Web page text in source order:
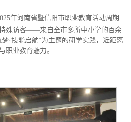
年河南省暨信阳市职业教育活动周期
殊访客——来自全市多所中小学的百余
·技能启航”为主题的研学实践，近距离
职业教育魅力。